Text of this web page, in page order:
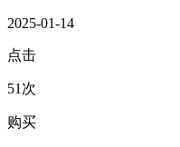
2025-01-14
点击
51次
购买